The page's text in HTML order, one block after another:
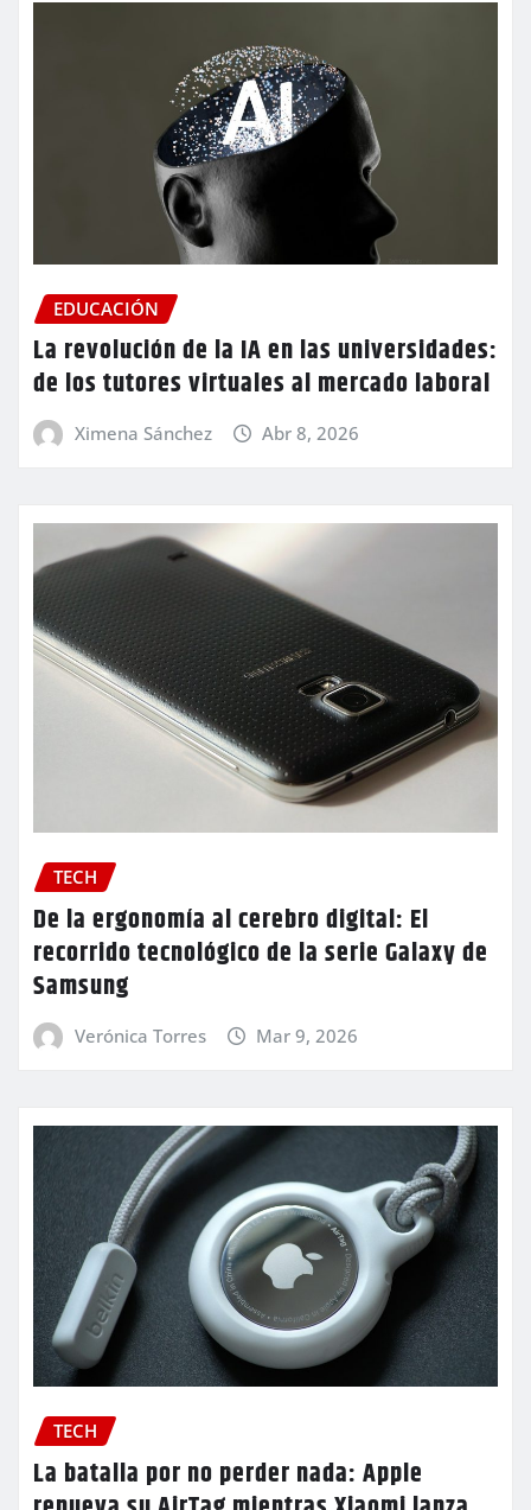
EDUCACIÓN
La revolución de la IA en las universidades:
de los tutores virtuales al mercado laboral
Ximena Sánchez Abr 8, 2026
TECH
De la ergonomía al cerebro digital: El
recorrido tecnológico de la serie Galaxy de
Samsung
Verónica Torres Mar 9, 2026
TECH
La batalla por no perder nada: Apple